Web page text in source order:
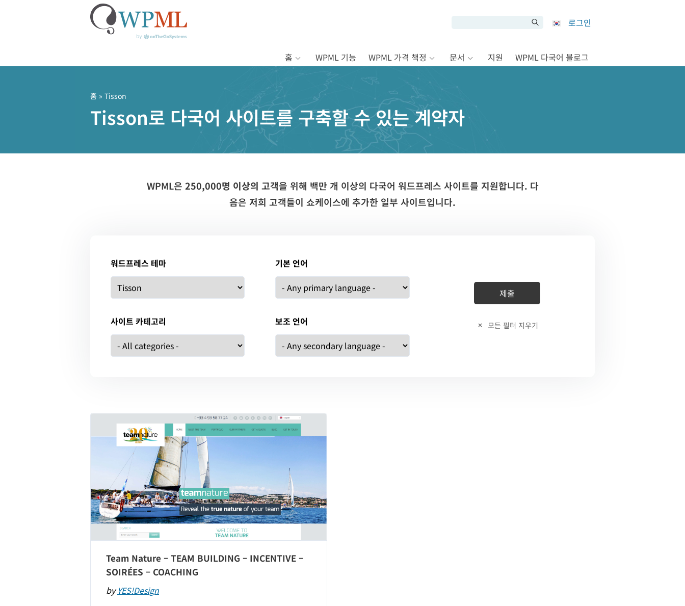
기
로그인
홈 WPML 기능 WPML 가격 책정 문서 지원 WPML 다국어 블로그
홈 » Tisson
Tisson로 다국어 사이트를 구축할 수 있는 계약자
WPML은 250,000명 이상의 고객을 위해 백만 개 이상의 다국어 워드프레스 사이트를 지원합니다. 다
음은 저희 고객들이 쇼케이스에 추가한 일부 사이트입니다.
워드프레스 테마
사이트 카테고리
기본 언어
보조 언어 모든 필터 지우기
Team Nature – TEAM BUILDING – INCENTIVE –
SOIRÉES – COACHING
by YES!Design